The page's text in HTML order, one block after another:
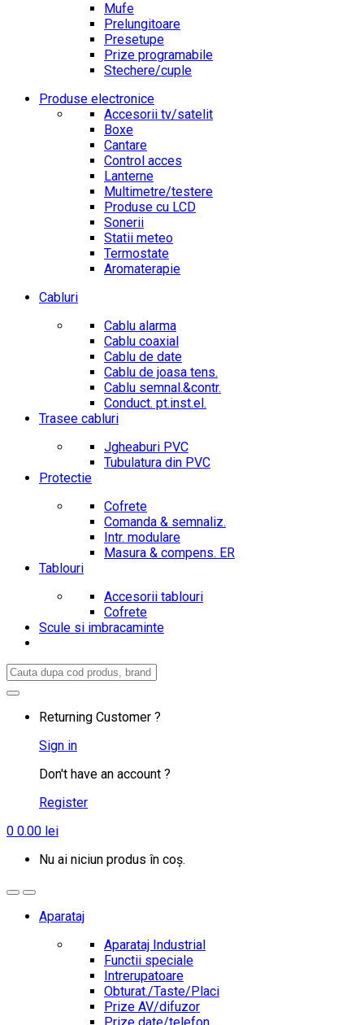
Mufe
Prelungitoare
Presetupe
Prize programabile
Stechere/cuple
Produse electronice
Accesorii tv/satelit
Boxe
Cantare
Control acces
Lanterne
Multimetre/testere
Produse cu LCD
Sonerii
Statii meteo
Termostate
Aromaterapie
Cabluri
Cablu alarma
Cablu coaxial
Cablu de date
Cablu de joasa tens.
Cablu semnal.&contr.
Conduct. pt.inst.el.
Trasee cabluri
Jgheaburi PVC
Tubulatura din PVC
Protectie
Cofrete
Comanda & semnaliz.
Intr. modulare
Masura & compens. ER
Tablouri
Accesorii tablouri
Cofrete
Scule si imbracaminte
Search
Returning Customer ?
Sign in
Don't have an account ?
Register
0 0.00 lei
Nu ai niciun produs în coș.
Aparataj
Aparataj Industrial
Functii speciale
Intrerupatoare
Obturat./Taste/Placi
Prize AV/difuzor